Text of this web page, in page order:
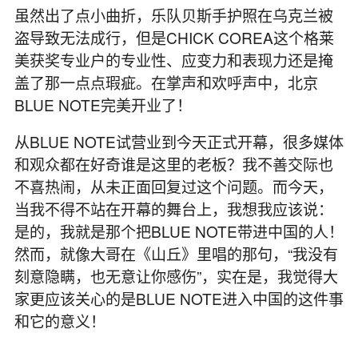
虽然出了点小曲折，乐队贝斯手护照在乌克兰被
盗导致无法成行，但是CHICK COREA这个格莱
美获奖专业户的专业性、应变力和表现力还是掩
盖了那一点点瑕疵。在掌声和欢呼声中，北京
BLUE NOTE完美开业了！
从BLUE NOTE试营业到今天正式开幕，很多媒体
和观众都在好奇谁是这里的老板？我不善交际也
不喜热闹，从未正面回复过这个问题。而今天，
当我不得不站在开幕的舞台上，我想我应该说：
是的，我就是那个把BLUE NOTE带进中国的人！
然而，就像大哥在《山丘》里唱的那句，“我没有
刻意隐瞒，也无意让你感伤”，实在是，我觉得大
家更应该关心的是BLUE NOTE进入中国的这件事
和它的意义！